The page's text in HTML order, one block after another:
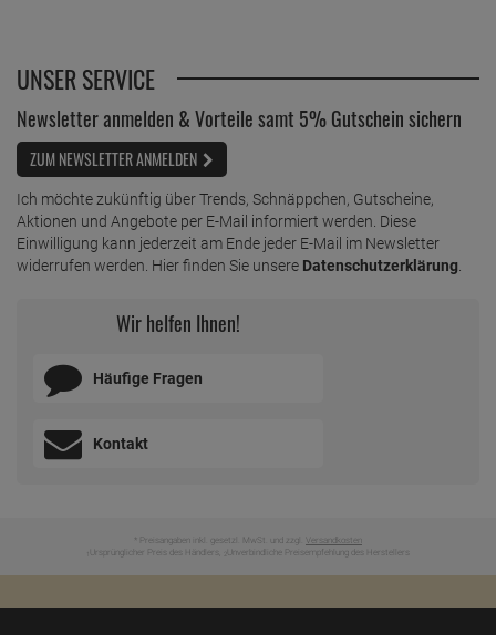
UNSER SERVICE
Newsletter anmelden & Vorteile samt 5% Gutschein sichern
ZUM NEWSLETTER ANMELDEN
Ich möchte zukünftig über Trends, Schnäppchen, Gutscheine,
Aktionen und Angebote per E-Mail informiert werden. Diese
Einwilligung kann jederzeit am Ende jeder E-Mail im Newsletter
widerrufen werden. Hier finden Sie unsere Datenschutzerklärung
Wir helfen Ihnen!
Häufige Fragen
Kontakt
* Preisangaben inkl. gesetzl. MwSt. und zzgl. Versandkosten
Ursprünglicher Preis des Händlers, Unverbindliche Preisempfehlung des Herstellers